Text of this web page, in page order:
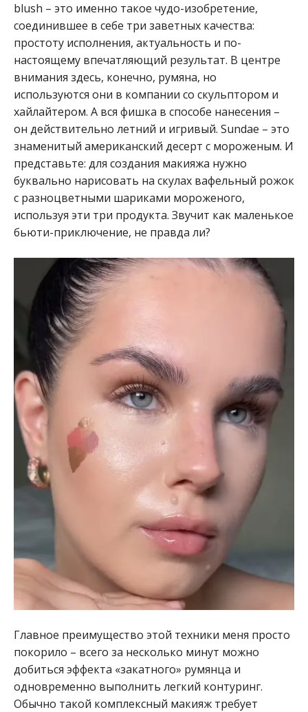
blush – это именно такое чудо-изобретение,
соединившее в себе три заветных качества:
простоту исполнения, актуальность и по-
настоящему впечатляющий результат. В центре
внимания здесь, конечно, румяна, но
используются они в компании со скульптором и
хайлайтером. А вся фишка в способе нанесения –
он действительно летний и игривый. Sundae – это
знаменитый американский десерт с мороженым. И
представьте: для создания макияжа нужно
буквально нарисовать на скулах вафельный рожок
с разноцветными шариками мороженого,
используя эти три продукта. Звучит как маленькое
бьюти-приключение, не правда ли?
Главное преимущество этой техники меня просто
покорило – всего за несколько минут можно
добиться эффекта «закатного» румянца и
одновременно выполнить легкий контуринг.
Обычно такой комплексный макияж требует